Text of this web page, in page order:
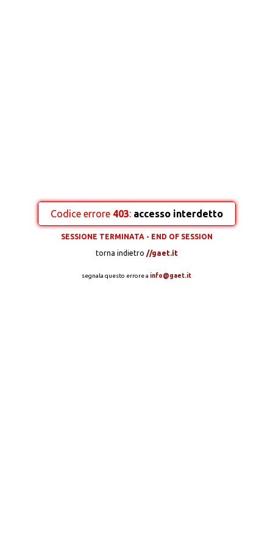
Codice errore 403: accesso interdetto
SESSIONE TERMINATA - END OF SESSION
torna indietro //gaet.it
segnala questo errore a info@gaet.it